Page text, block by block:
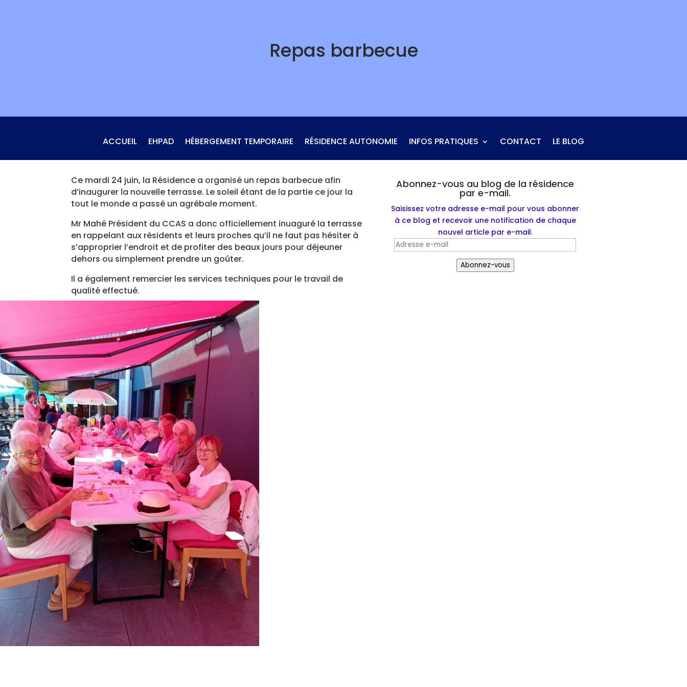
Repas barbecue
ACCUEIL EHPAD HÉBERGEMENT TEMPORAIRE RÉSIDENCE AUTONOMIE INFOS PRATIQUES CONTACT LE BLOG
Ce mardi 24 juin, la Résidence a organisé un repas barbecue afin
d’inaugurer la nouvelle terrasse. Le soleil étant de la partie ce jour la
tout le monde a passé un agrébale moment.
Mr Mahé Président du CCAS a donc officiellement inuaguré la terrasse
en rappelant aux résidents et leurs proches qu’il ne faut pas hésiter à
s’approprier l’endroit et de profiter des beaux jours pour déjeuner
dehors ou simplement prendre un goûter.
Il a également remercier les services techniques pour le travail de
qualité effectué.
Abonnez-vous au blog de la résidence
par e-mail.
Saisissez votre adresse e-mail pour vous abonner
à ce blog et recevoir une notification de chaque
nouvel article par e-mail.
Adresse
e-
Abonnez-vous